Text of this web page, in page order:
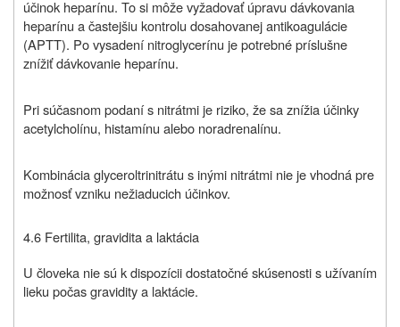
účinok heparínu. To si môže vyžadovať úpravu dávkovania
heparínu a častejšiu kontrolu dosahovanej antikoagulácie
(APTT). Po vysadení nitroglycerínu je potrebné príslušne
znížiť dávkovanie heparínu.
Pri súčasnom podaní s nitrátmi je riziko, že sa znížia účinky
acetylcholínu, histamínu alebo noradrenalínu.
Kombinácia glyceroltrinitrátu s inými nitrátmi nie je vhodná pre
možnosť vzniku nežiaducich účinkov.
4.6 Fertilita, gravidita a laktácia
U človeka nie sú k dispozícii dostatočné skúsenosti s užívaním
lieku počas gravidity a laktácie.